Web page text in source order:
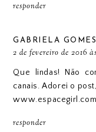
responder
GABRIELA GOMES
2 de fevereiro de 2016
Que lindas! Não
canais. Adorei o
www.espacegirl.com
responder